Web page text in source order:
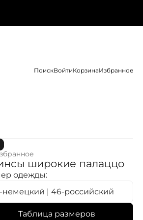
ПоискВойтиКорзинаИзбранное
широкие палаццо
одежды:
немецкий | 46-российский
Таблица размеров